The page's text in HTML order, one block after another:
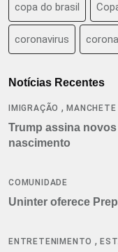
copa do brasil
coronavirus
Notícias Recentes
IMIGRAÇÃO ,MANCHETE
Trump assina
nascimento
COMUNIDADE
Uninter oferece
ENTRETENIMENTO ,